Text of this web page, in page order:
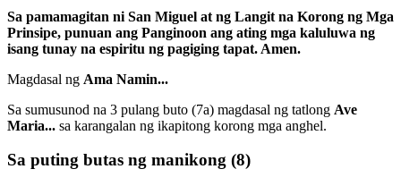
Sa pamamagitan ni San Miguel at ng Langit na Korong ng Mga
Prinsipe, punuan ang Panginoon ang ating mga kaluluwa ng
isang tunay na espiritu ng pagiging tapat. Amen.
Magdasal ng Ama Namin...
Sa sumusunod na 3 pulang buto (7a) magdasal ng tatlong Ave
Maria... sa karangalan ng ikapitong korong mga anghel.
Sa puting butas ng manikong (8)